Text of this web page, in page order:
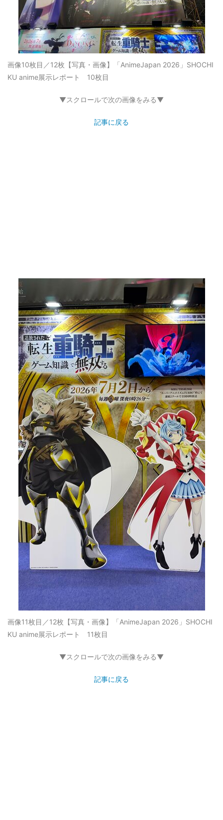
画像10枚目／12枚 【写真・画像】「AnimeJapan 2026」SHOCHI
KU anime展示レポート 10枚目
▼スクロールで次の画像をみる▼
記事に戻る
画像11枚目／12枚 【写真・画像】「AnimeJapan 2026」SHOCHI
KU anime展示レポート 11枚目
▼スクロールで次の画像をみる▼
記事に戻る